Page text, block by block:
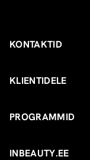
KONTAKTID
KLIENTIDELE
PROGRAMMID
INBEAUTY.EE